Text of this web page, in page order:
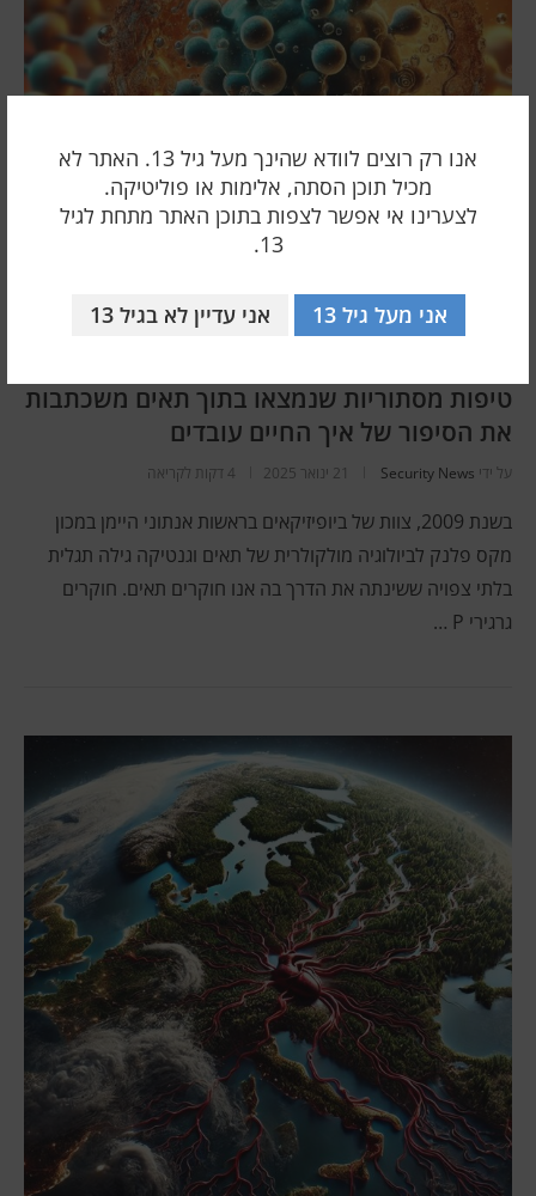
אנו רק רוצים לוודא שהינך מעל גיל 13. האתר לא
מכיל תוכן הסתה, אלימות או פוליטיקה.
לצערינו אי אפשר לצפות בתוכן האתר מתחת לגיל
13.
אני מעל גיל 13 אני עדיין לא בגיל 13
טיפות מסתוריות שנמצאו בתוך תאים משכתבות
את הסיפור של איך החיים עובדים
על ידי Security News 21 ינואר 2025 4 דקות לקריאה
בשנת 2009, צוות של ביופיזיקאים בראשות אנתוני היימן במכון
מקס פלנק לביולוגיה מולקולרית של תאים וגנטיקה גילה תגלית
בלתי צפויה ששינתה את הדרך בה אנו חוקרים תאים. חוקרים
גרגירי P …